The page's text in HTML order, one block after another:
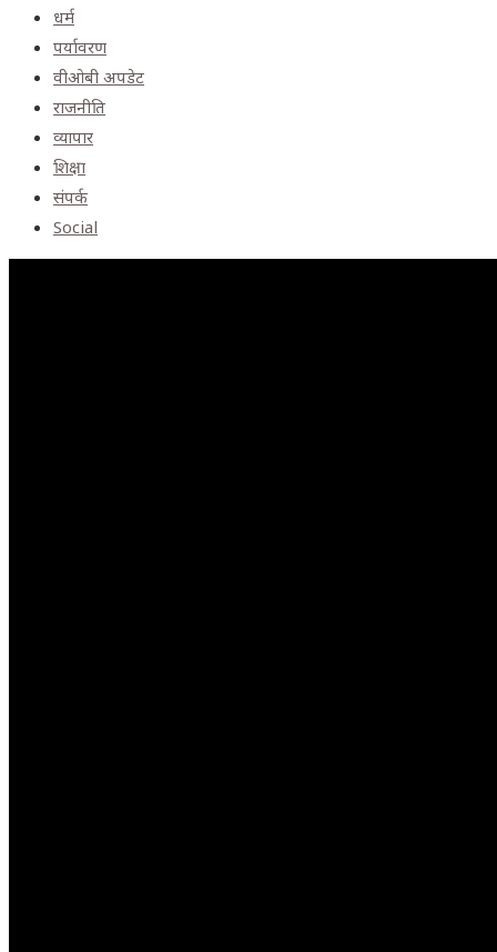
धर्म
पर्यावरण
वीओबी अपडेट
राजनीति
व्यापार
शिक्षा
संपर्क
Social